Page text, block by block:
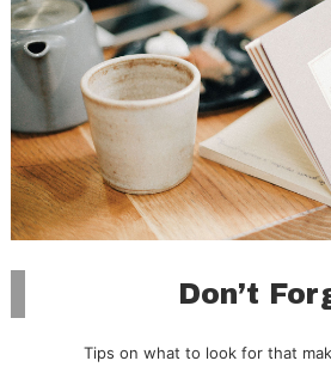
Don’t
Tips on what to look for that